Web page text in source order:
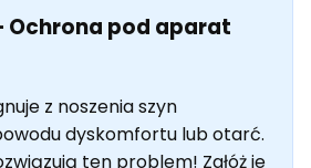
Ochrona pod aparat
z noszenia szyn
dyskomfortu lub otarć.
ten problem! Załóż je